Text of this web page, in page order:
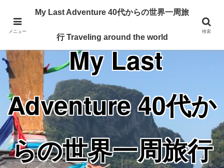
Traveling around the world from my 40's
My Last
Adventure 40代か
らの世界一周旅行
メニュー
My Last Adventure 40代からの世界一周旅
行 Traveling around the world
検索